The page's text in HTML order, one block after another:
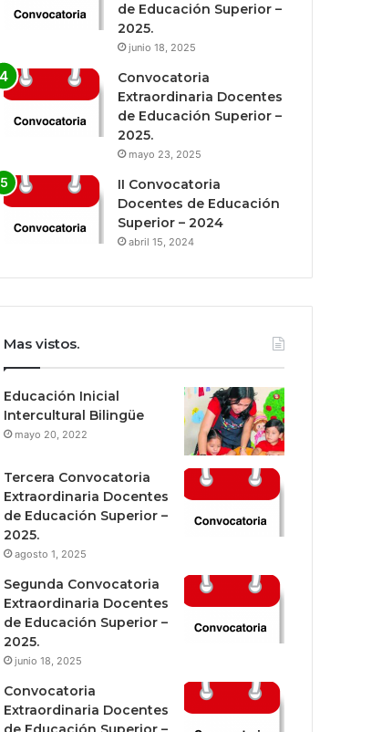
de Educación Superior –
2025.
junio 18, 2025
Convocatoria
Extraordinaria Docentes
de Educación Superior –
2025.
mayo 23, 2025
II Convocatoria
Docentes de Educación
Superior – 2024
abril 15, 2024
Mas vistos.
Educación Inicial
Intercultural Bilingüe
mayo 20, 2022
Tercera Convocatoria
Extraordinaria Docentes
de Educación Superior –
2025.
agosto 1, 2025
Segunda Convocatoria
Extraordinaria Docentes
de Educación Superior –
2025.
junio 18, 2025
Convocatoria
Extraordinaria Docentes